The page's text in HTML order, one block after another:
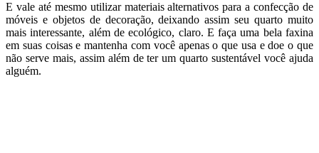
E vale até mesmo utilizar materiais alternativos para a confecção de
móveis e objetos de decoração, deixando assim seu quarto muito
mais interessante, além de ecológico, claro. E faça uma bela faxina
em suas coisas e mantenha com você apenas o que usa e doe o que
não serve mais, assim além de ter um quarto sustentável você ajuda
alguém.